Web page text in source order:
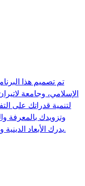
تم تصميم هذا
الإسلامي، وجامعة
لتنمية قدراتك على
وتزويدك بالمعرفة
يدرك الأبعاد الدينية والثقافية لتحويل الصراع وبناء السلام.